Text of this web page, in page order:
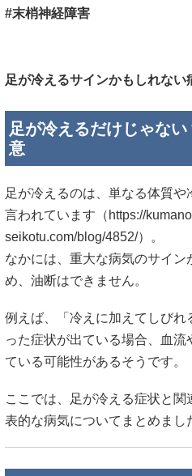
#末梢神経障害
足が冷えるサインかもしれない
足が冷えるだけじゃな
意
足が冷えるのは、単なる体質
言われています（ https://
seikotu.com/blog/4852/）。
なかには、重大な病気のサイ
め、油断はできません。
例えば、「冷えに加えてしび
った症状が出ている場合、血
ている可能性があるそうです。
ここでは、足が冷える症状と
表的な病気についてまとめまし